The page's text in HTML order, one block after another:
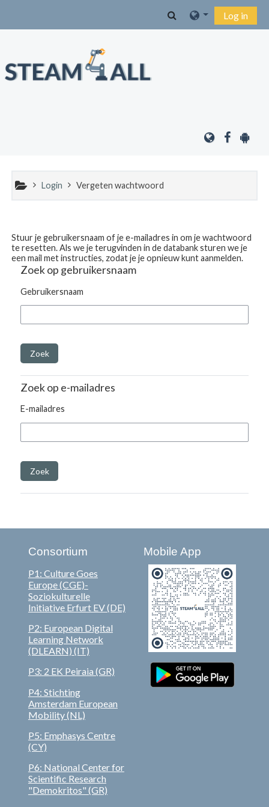
Schakel zoek invoer
Log in
Login Vergeten wachtwoord
Stuur je gebruikersnaam of je e-mailadres in om je wachtwoord
te resetten. Als we je terugvinden in de databank sturen we je
een mail met instructies, zodat je je opnieuw kunt aanmelden.
Zoek op gebruikersnaam
Gebruikersnaam
Zoek op e-mailadres
E-mailadres
Consortium
P1: Culture Goes
Europe (CGE)-
Soziokulturelle
Initiative Erfurt EV (DE)
P2: European Digital
Learning Network
(DLEARN) (IT)
P3: 2 EK Peiraia (GR)
P4: Stichting
Amsterdam European
Mobility (NL)
P5: Emphasys Centre
(CY)
P6: National Center for
Scientific Research
"Demokritos" (GR)
Mobile App